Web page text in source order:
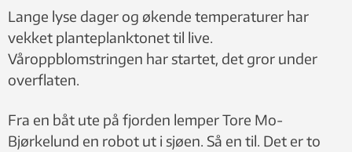
Lange lyse dager og økende temperaturer har
vekket planteplanktonet til live.
Våroppblomstringen har startet, det gror under
overflaten.
Fra en båt ute på fjorden lemper Tore Mo-
Bjørkelund en robot ut i sjøen. Så en til. Det er to